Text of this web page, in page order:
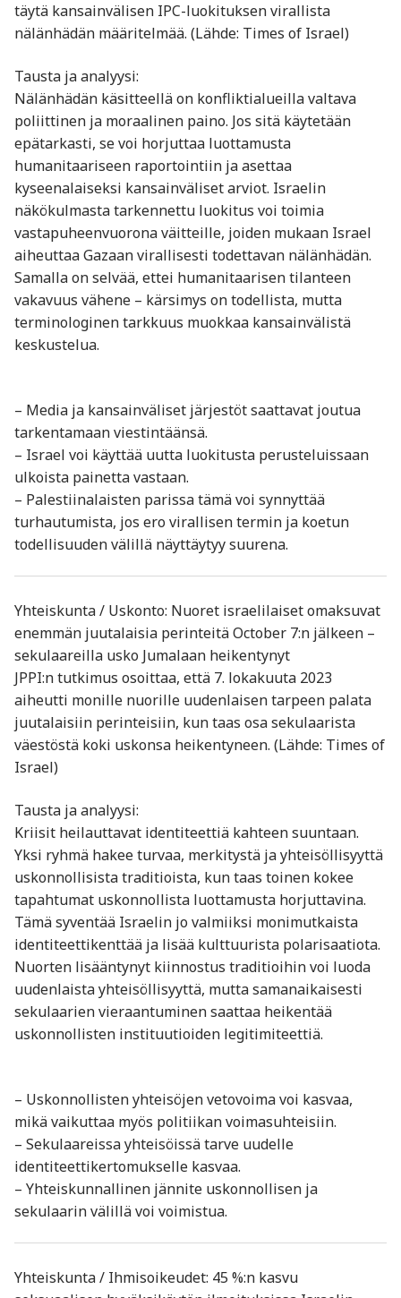
täytä kansainvälisen IPC-luokituksen virallista
nälänhädän määritelmää. (Lähde: Times of Israel)
Tausta ja analyysi:
Nälänhädän käsitteellä on konfliktialueilla valtava
poliittinen ja moraalinen paino. Jos sitä käytetään
epätarkasti, se voi horjuttaa luottamusta
humanitaariseen raportointiin ja asettaa
kyseenalaiseksi kansainväliset arviot. Israelin
näkökulmasta tarkennettu luokitus voi toimia
vastapuheenvuorona väitteille, joiden mukaan Israel
aiheuttaa Gazaan virallisesti todettavan nälänhädän.
Samalla on selvää, ettei humanitaarisen tilanteen
vakavuus vähene – kärsimys on todellista, mutta
terminologinen tarkkuus muokkaa kansainvälistä
keskustelua.
– Media ja kansainväliset järjestöt saattavat joutua
tarkentamaan viestintäänsä.
– Israel voi käyttää uutta luokitusta perusteluissaan
ulkoista painetta vastaan.
– Palestiinalaisten parissa tämä voi synnyttää
turhautumista, jos ero virallisen termin ja koetun
todellisuuden välillä näyttäytyy suurena.
Yhteiskunta / Uskonto: Nuoret israelilaiset omaksuvat
enemmän juutalaisia perinteitä October 7:n jälkeen –
sekulaareilla usko Jumalaan heikentynyt
JPPI:n tutkimus osoittaa, että 7. lokakuuta 2023
aiheutti monille nuorille uudenlaisen tarpeen palata
juutalaisiin perinteisiin, kun taas osa sekulaarista
väestöstä koki uskonsa heikentyneen. (Lähde: Times of
Israel)
Tausta ja analyysi:
Kriisit heilauttavat identiteettiä kahteen suuntaan.
Yksi ryhmä hakee turvaa, merkitystä ja yhteisöllisyyttä
uskonnollisista traditioista, kun taas toinen kokee
tapahtumat uskonnollista luottamusta horjuttavina.
Tämä syventää Israelin jo valmiiksi monimutkaista
identiteettikenttää ja lisää kulttuurista polarisaatiota.
Nuorten lisääntynyt kiinnostus traditioihin voi luoda
uudenlaista yhteisöllisyyttä, mutta samanaikaisesti
sekulaarien vieraantuminen saattaa heikentää
uskonnollisten instituutioiden legitimiteettiä.
– Uskonnollisten yhteisöjen vetovoima voi kasvaa,
mikä vaikuttaa myös politiikan voimasuhteisiin.
– Sekulaareissa yhteisöissä tarve uudelle
identiteettikertomukselle kasvaa.
– Yhteiskunnallinen jännite uskonnollisen ja
sekulaarin välillä voi voimistua.
Yhteiskunta / Ihmisoikeudet: 45 %:n kasvu